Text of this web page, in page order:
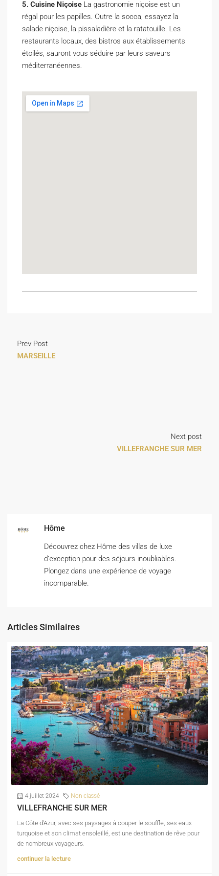
5. Cuisine Niçoise La gastronomie niçoise est un
régal pour les papilles. Outre la socca, essayez la
salade niçoise, la pissaladière et la ratatouille. Les
restaurants locaux, des bistros aux établissements
étoilés, sauront vous séduire par leurs saveurs
méditerranéennes.
Prev Post
MARSEILLE
Next post
VILLEFRANCHE SUR MER
Hôme
Découvrez chez Hôme des villas de luxe
d’exception pour des séjours inoubliables.
Plongez dans une expérience de voyage
incomparable.
Articles Similaires
4 juillet 2024 Non classé
VILLEFRANCHE SUR MER
La Côte d'Azur, avec ses paysages à couper le souffle, ses eaux
turquoise et son climat ensoleillé, est une destination de rêve pour
de nombreux voyageurs.
continuer la lecture